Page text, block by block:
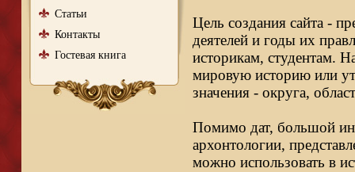
Статьи
Контакты
Гостевая книга
Цель создания сайта -
деятелей и годы их
историкам, студентам.
мировую историю или
значения - округа,
Помимо дат, большой
архонтологии,
можно использовать в